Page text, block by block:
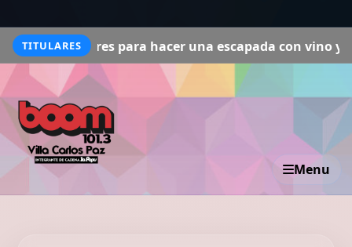
TITULARES
para hacer una escapada con vino y campo Del
Menu